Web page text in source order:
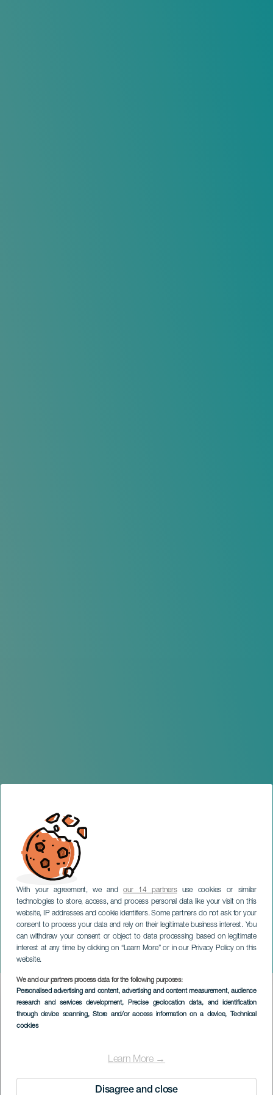
With your agreement, we andour 14 partnersuse cookies or similar
technologies to store, access, and process personal data like your visit on this
website, IP addresses and cookie identifiers. Some partners do not ask for your
consent to process your data and rely on their legitimate business interest. You
can withdraw your consent or object to data processing based on legitimate
interest at any time by clicking on “Learn More” or in our Privacy Policy on this
website.
We and our partners process data for the following purposes:
Personalised advertising and content, advertising and content measurement, audience
research and services development, Precise geolocation data, and identification
through device scanning, Store and/or access information on a device, Technical
cookies
Learn More →
Disagree and close
Kollision
TENERIFE
Imagen
Listado